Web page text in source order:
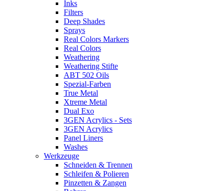
Inks
Filters
Deep Shades
Sprays
Real Colors Markers
Real Colors
Weathering
Weathering Stifte
ABT 502 Oils
Spezial-Farben
True Metal
Xtreme Metal
Dual Exo
3GEN Acrylics - Sets
3GEN Acrylics
Panel Liners
Washes
Werkzeuge
Schneiden & Trennen
Schleifen & Polieren
Pinzetten & Zangen